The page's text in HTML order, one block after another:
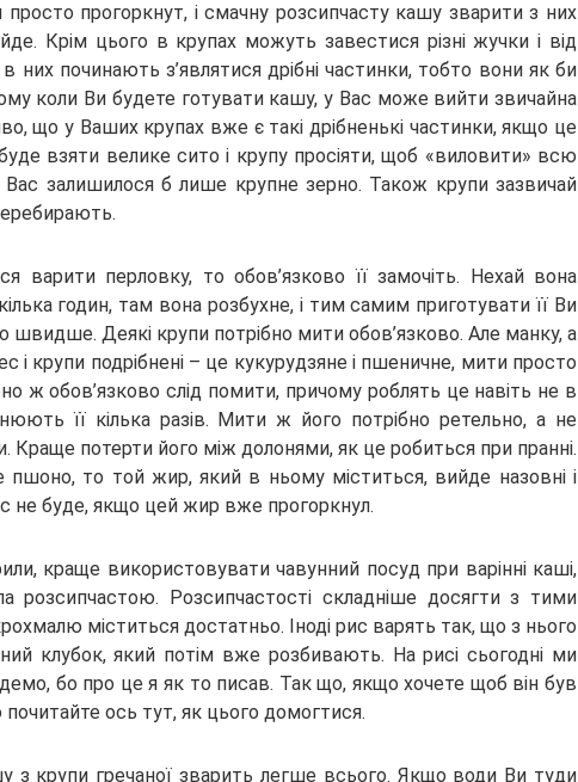
просто прогоркнут, і смачну розсипчасту кашу зварити з них
Крім цього в крупах можуть завестися різні жучки і від
в них починають з’являтися дрібні частинки, тобто вони як би
коли Ви будете готувати кашу, у Вас може вийти звичайна
що у Ваших крупах вже є такі дрібненькі частинки, якщо це
взяти велике сито і крупу просіяти, щоб «виловити» всю
залишилося б лише крупне зерно. Також крупи зазвичай
варити перловку, то обов’язково її замочіть. Нехай вона
годин, там вона розбухне, і тим самим приготувати її Ви
швидше. Деякі крупи потрібно мити обов’язково. Але манку, а
і крупи подрібнені – це кукурудзяне і пшеничне, мити просто
ж обов’язково слід помити, причому роблять це навіть не в
її кілька разів. Мити ж його потрібно ретельно, а не
Краще потерти його між долонями, як це робиться при пранні.
то той жир, який в ньому міститься, вийде назовні і
не буде, якщо цей жир вже прогоркнул.
краще використовувати чавунний посуд при варінні каші,
розсипчастою. Розсипчастості складніше досягти з тими
міститься достатньо. Іноді рис варять так, що з нього
клубок, який потім вже розбивають. На рисі сьогодні ми
бо про це я як то писав. Так що, якщо хочете щоб він був
ось тут, як цього домогтися.
з крупи гречаної зварить легше всього. Якщо води Ви туди